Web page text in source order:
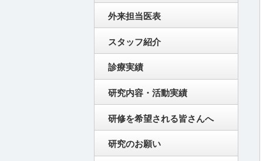
外来担当医表
スタッフ紹介
診療実績
研究内容・活動実績
研修を希望される皆さんへ
研究のお願い